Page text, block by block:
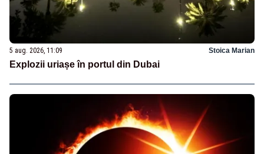
5 aug. 2026, 11:09 Stoica Marian
Explozii uriașe în portul din Dubai